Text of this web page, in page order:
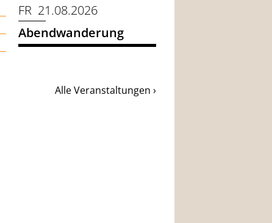
FR 21.08.2026
Abendwanderung
Alle Veranstaltungen ›